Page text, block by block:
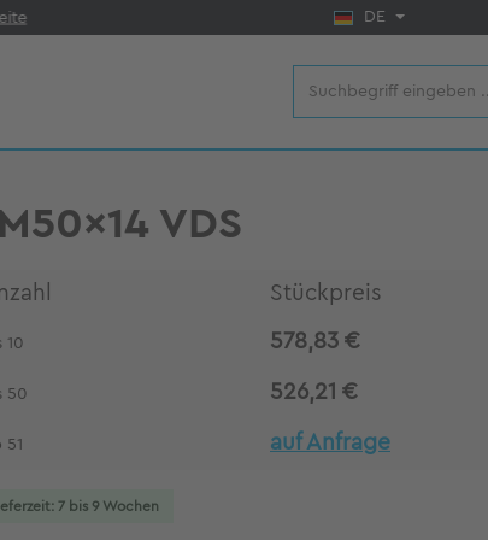
DE
VDS
Stückpreis
10 578,83 €
50 526,21 €
51 auf Anfrage
7 bis 9 Wochen